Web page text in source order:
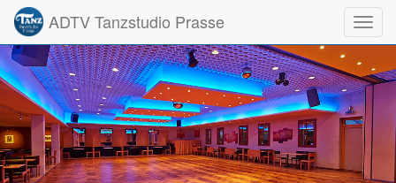
ADTV Tanzstudio Prasse